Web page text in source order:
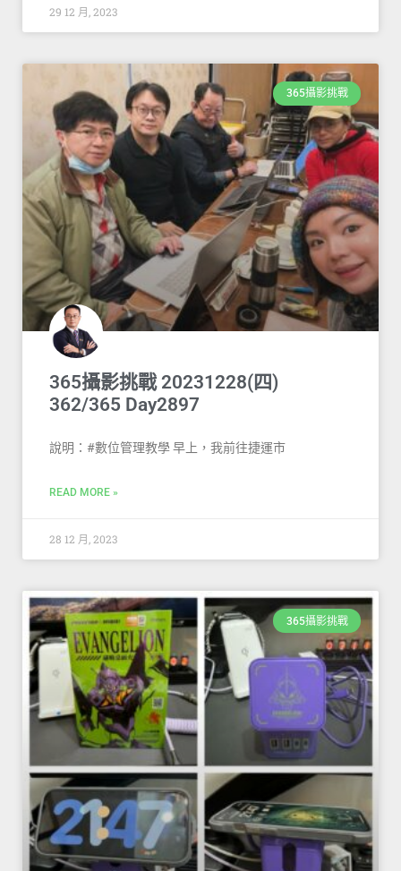
29 12 月, 2023
365攝影挑戰
365攝影挑戰 20231228(四)
362/365 Day2897
說明：#數位管理教學 早上，我前往捷運市
READ MORE »
28 12 月, 2023
365攝影挑戰